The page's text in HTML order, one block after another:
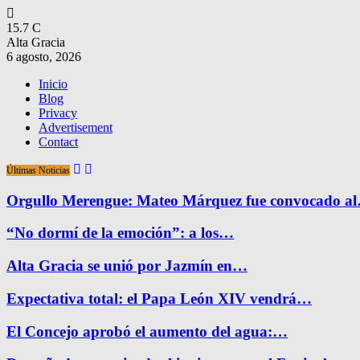
15.7 C
Alta Gracia
6 agosto, 2026
Inicio
Blog
Privacy
Advertisement
Contact
Últimas Noticias
Orgullo Merengue: Mateo Márquez fue convocado
“No dormí de la emoción”: a los…
Alta Gracia se unió por Jazmín en…
Expectativa total: el Papa León XIV vendrá…
El Concejo aprobó el aumento del agua:…